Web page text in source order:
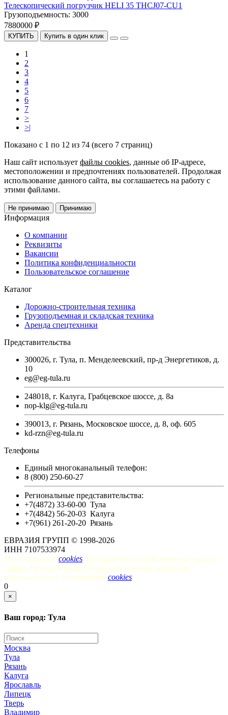
Телескопический погрузчик HELI 35 THCJ07-CU1
Грузоподъемность: 3000
7880000 ₽
КУПИТЬ Купить в один клик
1
2
3
4
5
6
7
>
>|
Показано с 1 по 12 из 74 (всего 7 страниц)
Наш сайт использует файлы cookies, данные об IP-адресе,
местоположении и предпочтениях пользователей. Продолжая
использование данного сайта, вы соглашаетесь на работу с
этими файлами.
Не принимаю Принимаю
Информация
О компании
Реквизиты
Вакансии
Политика конфиденциальности
Пользовательское соглашение
Каталог
Дорожно-строительная техника
Грузоподъемная и складская техника
Аренда спецтехники
Представительства
300026, г. Тула, п. Менделеевский, пр-д Энергетиков, д.
10
eg@eg-tula.ru
248018, г. Калуга, Грабцевское шоссе, д. 8а
nop-klg@eg-tula.ru
390013, г. Рязань, Московское шоссе, д. 8, оф. 605
kd-rzn@eg-tula.ru
Телефоны
Единый многоканальный телефон:
8 (800) 250-60-27
Региональные представительства:
+7(4872) 33-60-00 Тула
+7(4842) 56-20-03 Калуга
+7(961) 261-20-20 Рязань
ЕВРАЗИЯ ГРУПП © 1998-2026
ИНН 7107533974
Мы используем cookies для наилучшего представления нашего
сайта. Продолжая использование данного сайта, вы
соглашаетесь с применением cookies.
0
×
Ваш город: Тула
Москва
Тула
Рязань
Калуга
Ярославль
Липецк
Тверь
Владимир